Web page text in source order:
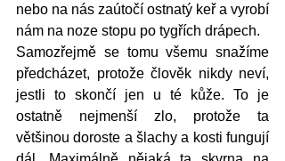
nebo na nás zaútočí ostnatý keř a vyrobí
nám na noze stopu po tygřích drápech.
Samozřejmě se tomu všemu snažíme
předcházet, protože člověk nikdy neví,
jestli to skončí jen u té kůže. To je
ostatně nejmenší zlo, protože ta
většinou doroste a šlachy a kosti fungují